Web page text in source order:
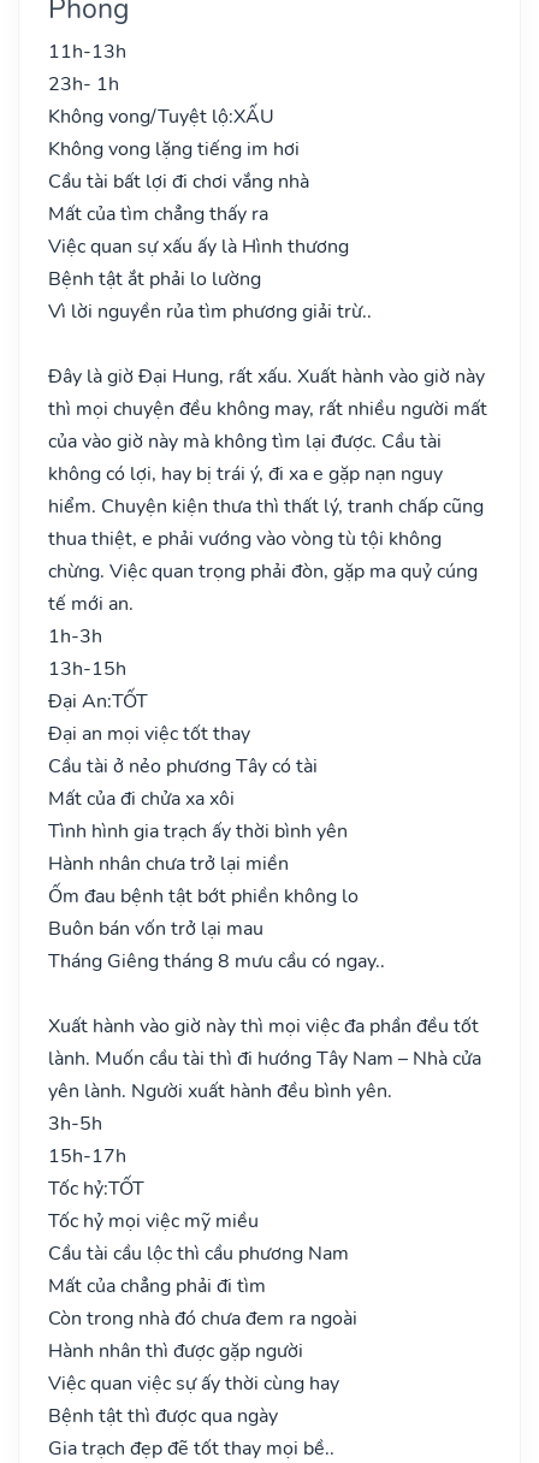
Phong
11h-13h
23h- 1h
Không vong/Tuyệt lộ:XẤU
Không vong lặng tiếng im hơi
Cầu tài bất lợi đi chơi vắng nhà
Mất của tìm chẳng thấy ra
Việc quan sự xấu ấy là Hình thương
Bệnh tật ắt phải lo lường
Vì lời nguyền rủa tìm phương giải trừ..
Đây là giờ Đại Hung, rất xấu. Xuất hành vào giờ này
thì mọi chuyện đều không may, rất nhiều người mất
của vào giờ này mà không tìm lại được. Cầu tài
không có lợi, hay bị trái ý, đi xa e gặp nạn nguy
hiểm. Chuyện kiện thưa thì thất lý, tranh chấp cũng
thua thiệt, e phải vướng vào vòng tù tội không
chừng. Việc quan trọng phải đòn, gặp ma quỷ cúng
tế mới an.
1h-3h
13h-15h
Đại An:TỐT
Đại an mọi việc tốt thay
Cầu tài ở nẻo phương Tây có tài
Mất của đi chửa xa xôi
Tình hình gia trạch ấy thời bình yên
Hành nhân chưa trở lại miền
Ốm đau bệnh tật bớt phiền không lo
Buôn bán vốn trở lại mau
Tháng Giêng tháng 8 mưu cầu có ngay..
Xuất hành vào giờ này thì mọi việc đa phần đều tốt
lành. Muốn cầu tài thì đi hướng Tây Nam – Nhà cửa
yên lành. Người xuất hành đều bình yên.
3h-5h
15h-17h
Tốc hỷ:TỐT
Tốc hỷ mọi việc mỹ miều
Cầu tài cầu lộc thì cầu phương Nam
Mất của chẳng phải đi tìm
Còn trong nhà đó chưa đem ra ngoài
Hành nhân thì được gặp người
Việc quan việc sự ấy thời cùng hay
Bệnh tật thì được qua ngày
Gia trạch đẹp đẽ tốt thay mọi bề..